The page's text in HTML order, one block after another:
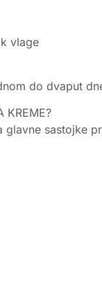
vlage
do dvaput
KREME?
glavne sastojke